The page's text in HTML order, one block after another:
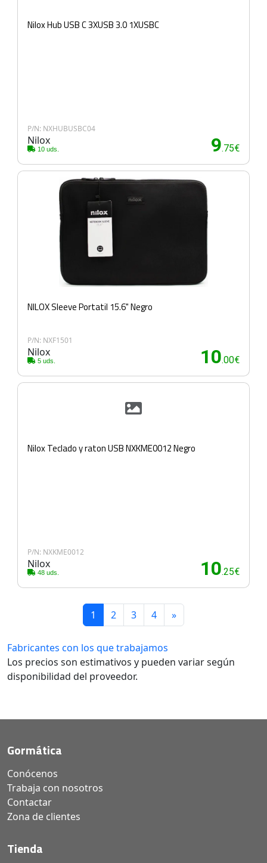
Nilox Hub USB C 3XUSB 3.0 1XUSBC
P/N: NXHUBUSBC04
Nilox
10 uds. 9.75€
NILOX Sleeve Portatil 15.6" Negro
P/N: NXF1501
Nilox
5 uds. 10.00€
Nilox Teclado y raton USB NXKME0012 Negro
P/N: NXKME0012
Nilox
48 uds. 10.25€
1 2 3 4 »
Fabricantes con los que trabajamos
Los precios son estimativos y pueden variar según
disponibilidad del proveedor.
Gormática
Conócenos
Trabaja con nosotros
Contactar
Zona de clientes
Tienda